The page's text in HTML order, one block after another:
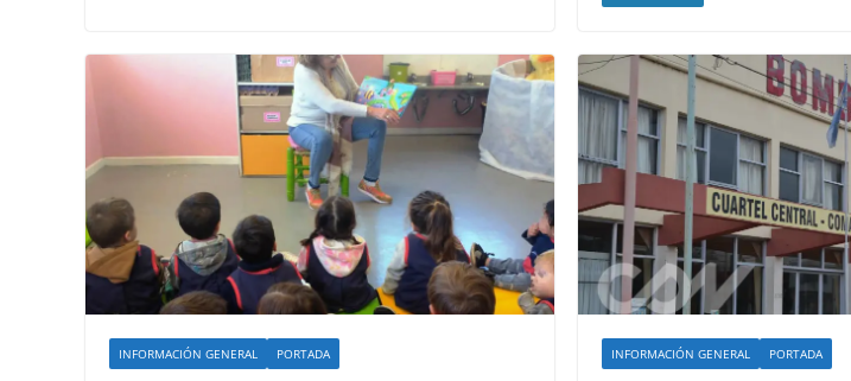
INFORMACIÓN GENERAL PORTADA INFORMACIÓN GENERAL PORTADA